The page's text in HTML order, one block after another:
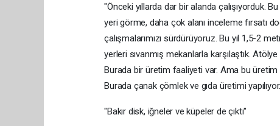
"Önceki yıllarda dar bir alanda çalışıyorduk.
yeri görme, daha çok alanı inceleme fırsatı
çalışmalarımızı sürdürüyoruz. Bu yıl 1,5-2
yerleri sıvanmış mekanlarla karşılaştık.
Burada bir üretim faaliyeti var. Ama bu
Burada çanak çömlek ve gıda üretimi
"Bakır disk, iğneler ve küpeler de çıktı"